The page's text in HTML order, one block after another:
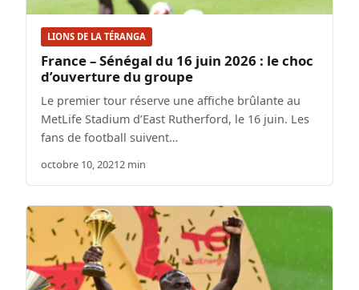
LIONS DE LA TÉRANGA
France – Sénégal du 16 juin 2026 : le choc
d’ouverture du groupe
Le premier tour réserve une affiche brûlante au
MetLife Stadium d’East Rutherford, le 16 juin. Les
fans de football suivent…
octobre 10, 20212 min